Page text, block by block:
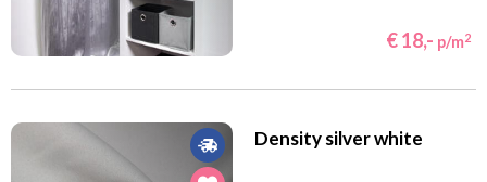
€ 18,- p/m2
Density silver white